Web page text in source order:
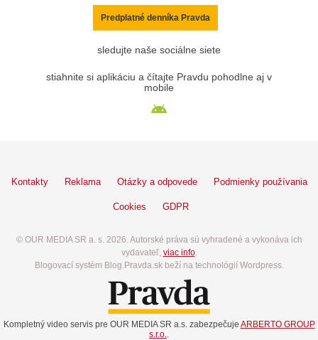
Predplatné denníka Pravda
sledujte naše sociálne siete
stiahnite si aplikáciu a čítajte Pravdu pohodlne aj v
mobile
Kontakty Reklama Otázky a odpovede Podmienky používania
Cookies GDPR
© OUR MEDIA SR a. s. 2026. Autorské práva sú vyhradené a vykonáva ich
vydavateľ, viac info.
Blogovací systém Blog.Pravda.sk beží na technológií Wordpress.
Kompletný video servis pre OUR MEDIA SR a.s. zabezpečuje ARBERTO GROUP
s.r.o.